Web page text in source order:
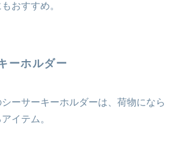
おすすめ。
ーホルダー
ーサーキーホルダーは、荷物になら
イテム。